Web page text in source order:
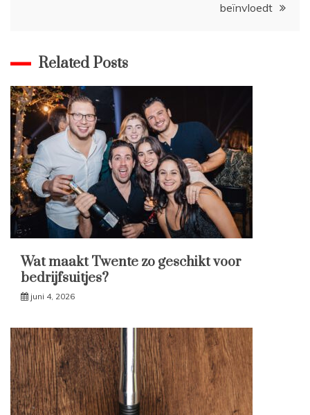
beïnvloedt
Related Posts
Wat maakt Twente zo geschikt voor
bedrijfsuitjes?
juni 4, 2026